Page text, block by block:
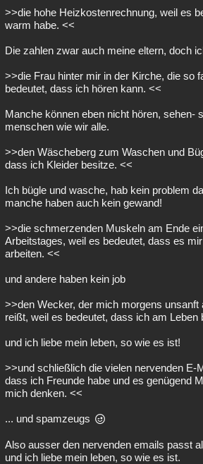
>>die hohe Heizkostenrechnung, weil es
warm habe. <<
Die zahlen zwar auch meine eltern, doch
>>die Frau hinter mir in der Kirche, die so
bedeutet, dass ich hören kann. <<
Manche können eben nicht hören, sehen-
menschen wie wir alle.
>>den Wäscheberg zum Waschen und
dass ich Kleider besitze. <<
Ich bügle und wasche, hab kein problem
manche haben auch kein gewand!
>>die schmerzenden Muskeln am Ende
Arbeitstages, weil es bedeutet, dass es
arbeiten. <<
und andere haben kein job
>>den Wecker, der mich morgens unsanft
reißt, weil es bedeutet, dass ich am Leben
und ich liebe mein leben, so wie es ist!
>>und schließlich die vielen nervenden E-
dass ich Freunde habe und es genügend
mich denken. <<
... und spamzeugs
Also ausser den nervenden emails passt
und ich liebe mein leben, so wie es ist.